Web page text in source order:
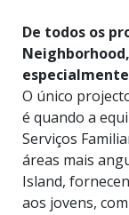
De todos os
O único
é quando a
Serviços
áreas mais
Island,
aos jovens,